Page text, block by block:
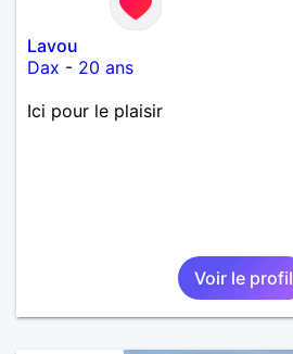
Lavou
Dax - 20 ans
Ici pour le plaisir
Voir le profil